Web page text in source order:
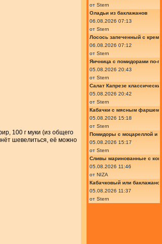
100 г муки (из общего
шевелиться, её можно
от Stern
Оладьи из баклажанов
06.08.2026 07:13
от Stern
Лосось запеченный с
06.08.2026 07:12
от Stern
Яичница с помидорами по-
05.08.2026 20:43
от Stern
Салат Капрезе
05.08.2026 20:42
от Stern
Кабачки с мясным фаршем
05.08.2026 15:18
от Stern
Помидоры с моцареллой и
05.08.2026 15:17
от Stern
Сливы маринованные с
05.08.2026 11:46
от NIZA
Кабачковый или
05.08.2026 11:37
от Stern